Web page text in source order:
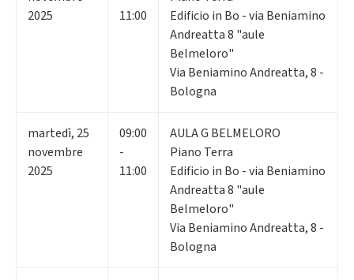
2025
11:00
Edificio in Bo - via Beniamino
Andreatta 8 "aule
Belmeloro"
Via Beniamino Andreatta, 8 -
Bologna
martedì, 25
novembre
2025
09:00
-
11:00
AULA G BELMELORO
Piano Terra
Edificio in Bo - via Beniamino
Andreatta 8 "aule
Belmeloro"
Via Beniamino Andreatta, 8 -
Bologna